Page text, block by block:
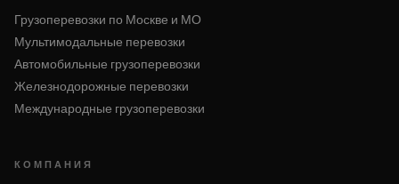
Грузоперевозки по Москве и МО
Мультимодальные перевозки
Автомобильные грузоперевозки
Железнодорожные перевозки
Международные грузоперевозки
КОМПАНИЯ